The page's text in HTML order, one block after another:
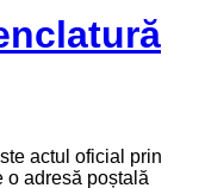
actul oficial prin
o adresă poștală